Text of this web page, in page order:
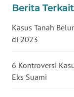
Berita Terkait
Kasus Tanah
di 2023
6 Kontroversi
Eks Suami
WN
SUKABUMI